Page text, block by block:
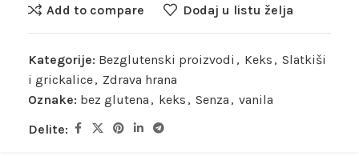
Add to compare
Dodaj u listu želja
Kategorije: Bezglutenski proizvodi , Keks , Slatkiši
i grickalice, Zdrava hrana
Oznake: bez glutena , keks , Senza , vanila
Delite: